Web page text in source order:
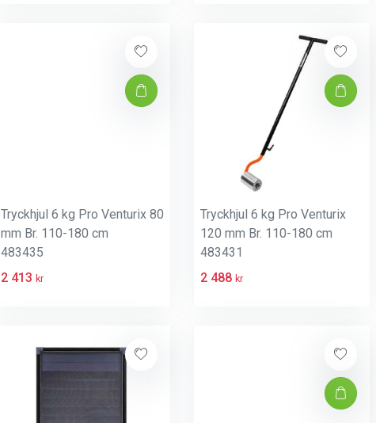
Tryckhjul 6 kg Pro Venturix 80
mm Br. 110-180 cm
483435
2 413 kr
Tryckhjul 6 kg Pro Venturix
120 mm Br. 110-180 cm
483431
2 488 kr